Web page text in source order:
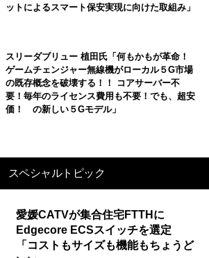
ットによるスマート保安実現に向けた取組み」
スリーダブリュー 植田氏「何もかもが革命！
ゲームチェンジャー無線機がローカル５G市場
の既存概念を破壊する！！ コアサーバー不
要！毎年のライセンス費用も不要！でも、超安
価！ の新しい５Gモデル」
スペシャルトピック
愛媛CATVが集合住宅FTTHに
Edgecore ECSスイッチを選定
「コストもサイズも機能もちょうど